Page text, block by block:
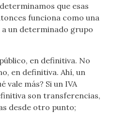
que esas
funciona como una
un determinado grupo
en definitiva. No
en definitiva. Ahí, un
vale más? Si un IVA
son transferencias,
desde otro punto;